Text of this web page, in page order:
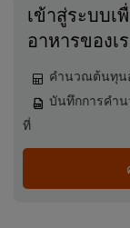
เข้าสู่ระบบ
อาหารของเ
คำนวณต้นทุน
บันทึกการคำ
ที่